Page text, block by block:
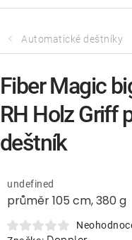
Lavice a
Doplňky
Automatické deštníky
průměr 105 cm, 380 g
undefined
Fiber Magic
RH Holz Griff
deštník